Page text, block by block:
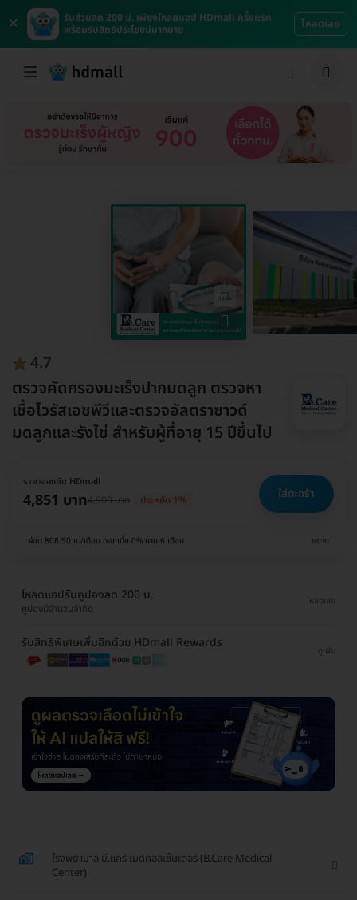
×
รับส่วนลด 200 บ. เพียงโหลดแอป HDmall ครั้งแรก
พร้อมรับสิทธิประโยชน์มากมาย
โหลดเลย
4.7
ตรวจคัดกรองมะเร็งปากมดลูก ตรวจหา
เชื้อไวรัสเอชพีวีและตรวจอัลตราซาวด์
มดลูกและรังไข่ สำหรับผู้ที่อายุ 15 ปีขึ้นไป
ราคาจองกับ HDmall
4,851 บาท4,900 บาท ประหยัด 1% ใส่ตะกร้า
ผ่อน 808.50 บ./เดือน ดอกเบี้ย 0% นาน 6 เดือน ขยาย
โหลดแอปรับคูปองลด 200 บ.
คูปองมีจำนวนจำกัด
โหลดเลย
รับสิทธิพิเศษเพิ่มอีกด้วย HDmall Rewards
ดูเพิ่ม
โรงพยาบาล บี.แคร์ เมดิคอลเซ็นเตอร์ (B.Care Medical
Center)